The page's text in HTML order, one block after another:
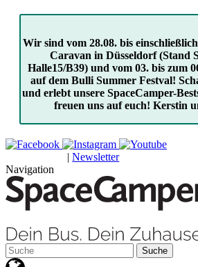
Wir sind vom 28.08. bis
Caravan in Düsseldorf (Stand
Halle15/B39) und vom 03. bis zum
auf dem Bulli Summer Festval!
und erlebt unsere SpaceCamper-
freuen uns auf euch! Kerstin
| Newsletter
Navigation
Suche